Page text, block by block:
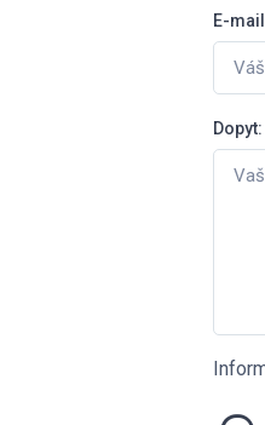
E-mail
Dopyt: